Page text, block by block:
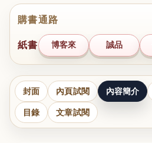
購書通路
紙書 博客來 誠品
封面 內頁試閱 內容簡介
目錄 文章試閱